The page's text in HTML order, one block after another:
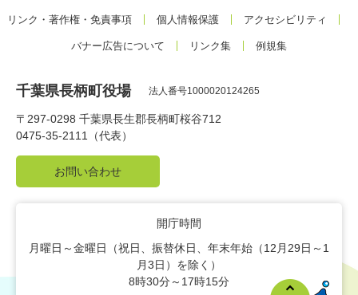
リンク・著作権・免責事項 個人情報保護 アクセシビリティ
バナー広告について リンク集 例規集
千葉県長柄町役場 法人番号1000020124265
〒297-0298 千葉県長生郡長柄町桜谷712
0475-35-2111（代表）
お問い合わせ
開庁時間
月曜日～金曜日（祝日、振替休日、年末年始（12月29日～1
月3日）を除く）
8時30分～17時15分